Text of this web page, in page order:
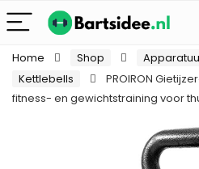
Home Shop
Kettlebells
PROIRON
fitness- en gewichtstraining voor